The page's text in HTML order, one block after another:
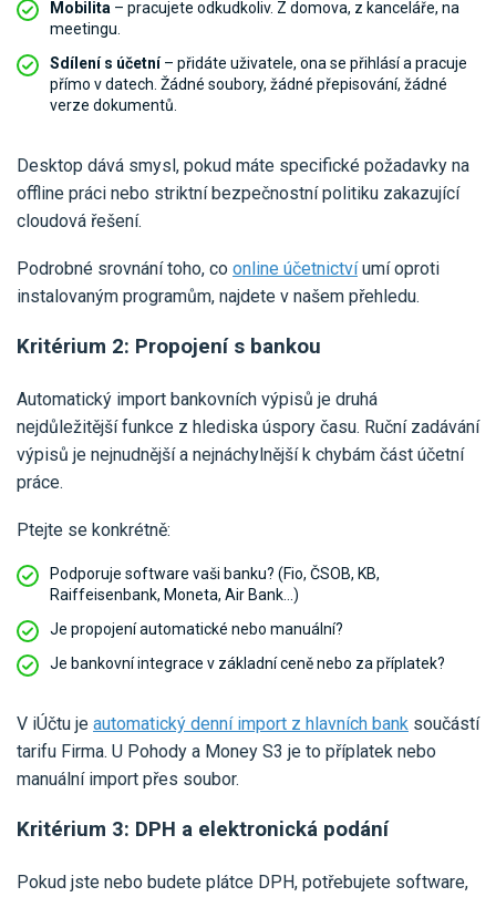
Mobilita – pracujete odkudkoliv. Z domova, z kanceláře, na
meetingu.
Sdílení s účetní– přidáte uživatele, ona se přihlásí a pracuje
přímo v datech. Žádné soubory, žádné přepisování, žádné
verze dokumentů.
Desktop dává smysl, pokud máte specifické požadavky na
offline práci nebo striktní bezpečnostní politiku zakazující
cloudová řešení.
Podrobné srovnání toho, co online účetnictvíumí oproti
instalovaným programům, najdete v našem přehledu.
Kritérium 2: Propojení s bankou
Automatický import bankovních výpisů je druhá
nejdůležitější funkce z hlediska úspory času. Ruční zadávání
výpisů je nejnudnější a nejnáchylnější k chybám část účetní
práce.
Ptejte se konkrétně:
Podporuje software vaši banku? (Fio, ČSOB, KB,
Raiffeisenbank, Moneta, Air Bank…)
Je propojení automatické nebo manuální?
Je bankovní integrace v základní ceně nebo za příplatek?
V iÚčtu je automatický denní import z hlavních bank součástí
tarifu Firma. U Pohody a Money S3 je to příplatek nebo
manuální import přes soubor.
Kritérium 3: DPH a elektronická podání
Pokud jste nebo budete plátce DPH, potřebujete software,